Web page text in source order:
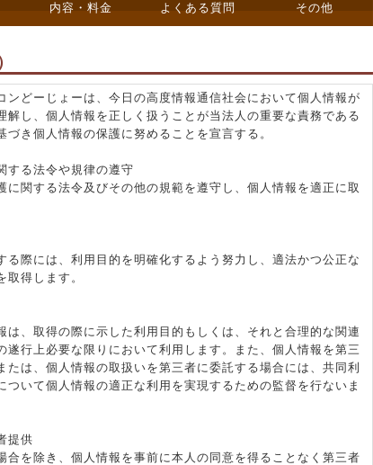
内容・料金 よくある質問 その他
ンどーじょーは、今日の高度情報通信社会において個人情報が
解し、個人情報を正しく扱うことが当法人の重要な責務である
づき個人情報の保護に努めることを宣言する。
る法令や規律の遵守
に関する法令及びその他の規範を遵守し、個人情報を適正に取
る際には、利用目的を明確化するよう努力し、適法かつ公正な
得します。
は、取得の際に示した利用目的もしくは、それと合理的な関連
遂行上必要な限りにおいて利用します。また、個人情報を第三
たは、個人情報の取扱いを第三者に委託する場合には、共同利
ついて個人情報の適正な利用を実現するための監督を行ないま
提供
合を除き、個人情報を事前に本人の同意を得ることなく第三者